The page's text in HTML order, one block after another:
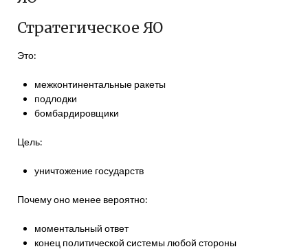
Стратегическое ЯО
Это:
межконтинентальные ракеты
подлодки
бомбардировщики
Цель:
уничтожение государств
Почему оно менее вероятно:
моментальный ответ
конец политической системы любой стороны